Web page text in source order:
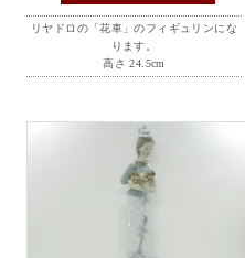
リヤドロの「花車」のフィギュリンにな
ります。
高さ 24.5cm